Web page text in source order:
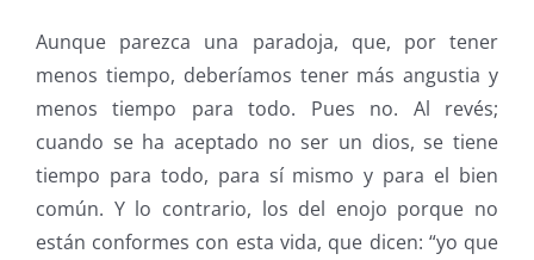
Aunque parezca una paradoja, que, por tener
menos tiempo, deberíamos tener más angustia y
menos tiempo para todo. Pues no. Al revés;
cuando se ha aceptado no ser un dios, se tiene
tiempo para todo, para sí mismo y para el bien
común. Y lo contrario, los del enojo porque no
están conformes con esta vida, que dicen: “yo que